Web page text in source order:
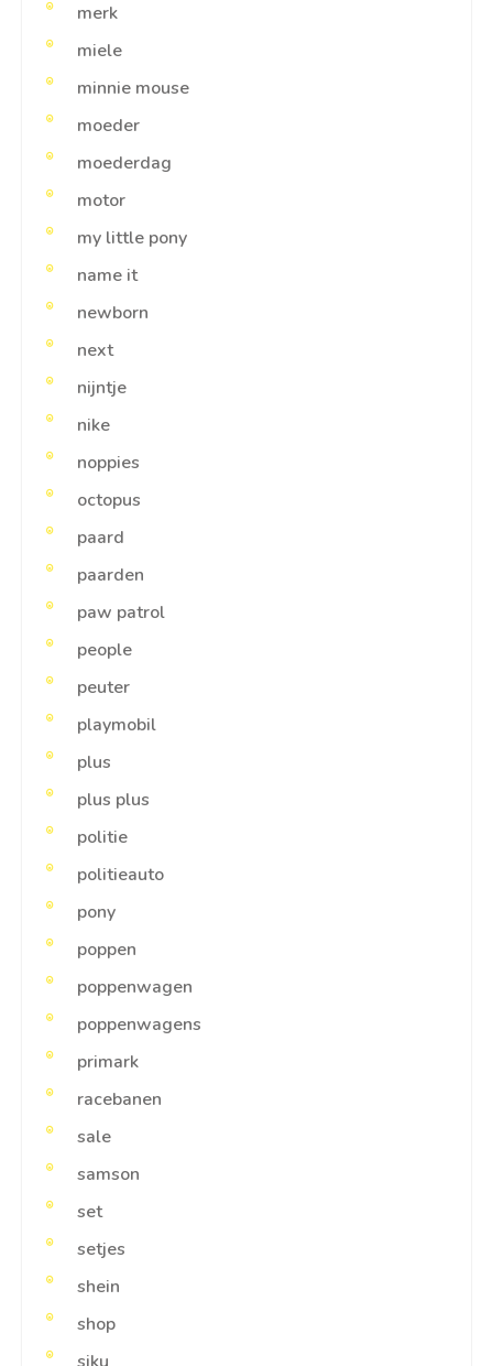
merk
miele
minnie mouse
moeder
moederdag
motor
my little pony
name it
newborn
next
nijntje
nike
noppies
octopus
paard
paarden
paw patrol
people
peuter
playmobil
plus
plus plus
politie
politieauto
pony
poppen
poppenwagen
poppenwagens
primark
racebanen
sale
samson
set
setjes
shein
shop